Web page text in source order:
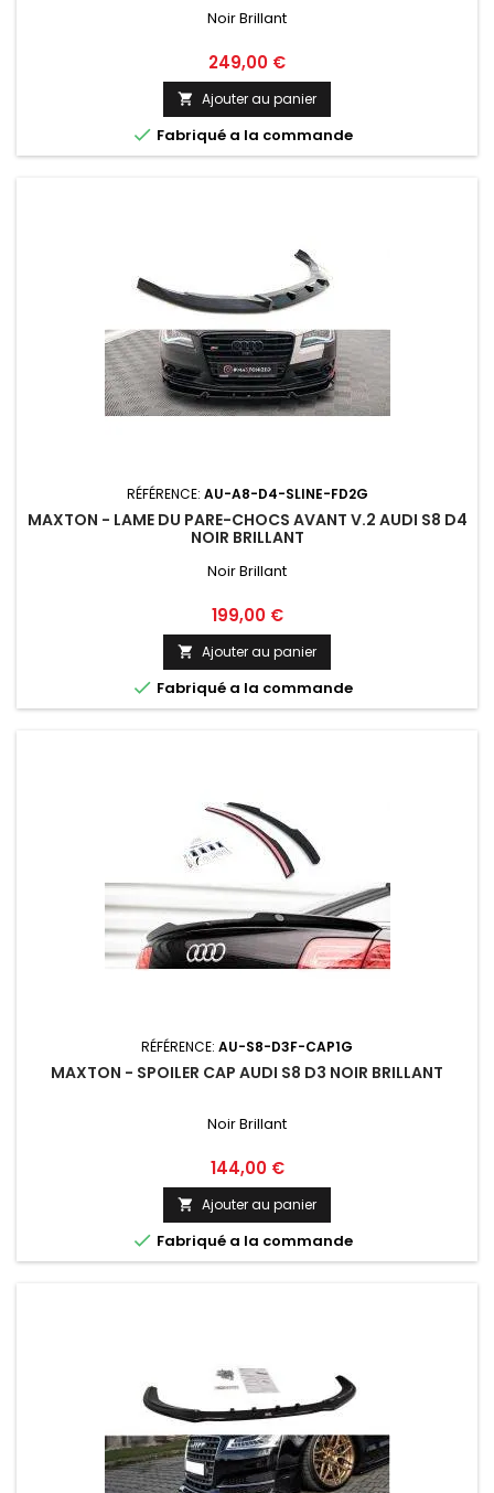
Noir Brillant
Prix
249,00 €
 Ajouter au panier
 Fabriqué a la commande
RÉFÉRENCE: AU-A8-D4-SLINE-FD2G
MAXTON - LAME DU PARE-CHOCS AVANT V.2 AUDI S8 D4
NOIR BRILLANT
Noir Brillant
Prix
199,00 €
 Ajouter au panier
 Fabriqué a la commande
RÉFÉRENCE: AU-S8-D3F-CAP1G
MAXTON - SPOILER CAP AUDI S8 D3 NOIR BRILLANT
Noir Brillant
Prix
144,00 €
 Ajouter au panier
 Fabriqué a la commande